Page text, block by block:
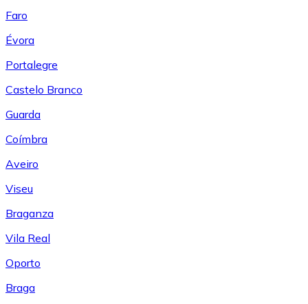
Faro
Évora
Portalegre
Castelo Branco
Guarda
Coímbra
Aveiro
Viseu
Braganza
Vila Real
Oporto
Braga